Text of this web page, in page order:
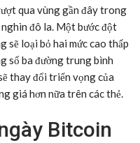
qua vùng gần đây trong
đô la. Một bước đột
sẽ loại bỏ hai mức cao thấp
số ba đường trung bình
thay đổi triển vọng của
giá hơn nữa trên các thẻ.
Bitcoin